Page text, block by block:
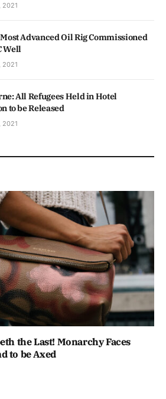
2021
Advanced Oil Rig Commissioned
Well
2021
All Refugees Held in Hotel
to be Released
2021
the Last! Monarchy Faces
to be Axed